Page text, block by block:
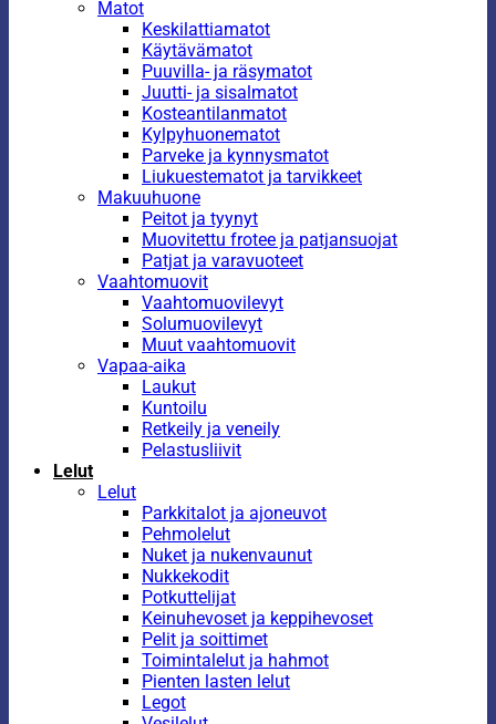
Matot
Keskilattiamatot
Käytävämatot
Puuvilla- ja räsymatot
Juutti- ja sisalmatot
Kosteantilanmatot
Kylpyhuonematot
Parveke ja kynnysmatot
Liukuestematot ja tarvikkeet
Makuuhuone
Peitot ja tyynyt
Muovitettu frotee ja patjansuojat
Patjat ja varavuoteet
Vaahtomuovit
Vaahtomuovilevyt
Solumuovilevyt
Muut vaahtomuovit
Vapaa-aika
Laukut
Kuntoilu
Retkeily ja veneily
Pelastusliivit
Lelut
Lelut
Parkkitalot ja ajoneuvot
Pehmolelut
Nuket ja nukenvaunut
Nukkekodit
Potkuttelijat
Keinuhevoset ja keppihevoset
Pelit ja soittimet
Toimintalelut ja hahmot
Pienten lasten lelut
Legot